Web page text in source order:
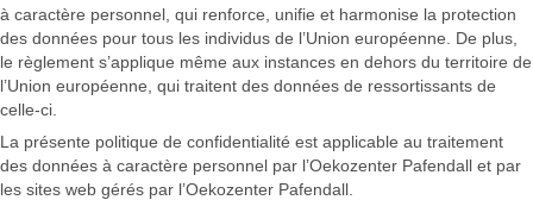
à caractère personnel, qui renforce, unifie et harmonise la protection
des données pour tous les individus de l’Union européenne. De plus,
le règlement s’applique même aux instances en dehors du territoire de
l’Union européenne, qui traitent des données de ressortissants de
celle-ci.
La présente politique de confidentialité est applicable au traitement
des données à caractère personnel par l’Oekozenter Pafendall et par
les sites web gérés par l’Oekozenter Pafendall.